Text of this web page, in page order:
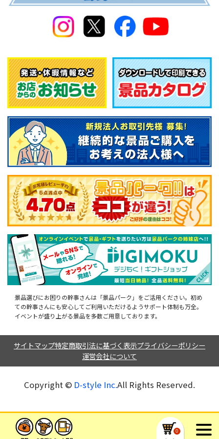
0
景品選びにお困りの幹事さんは「景品パーク」をご活用ください。初め
ての幹事さんにも安心してご利用いただけるようサポート体制も万全。
イベントが盛り上がる景品を多数ご用意しております。
サイトマップ特定商取引法に基づく表示プライバシーポリシー
運営会社について
Copyright ©︎ D-style Inc.All Rights Reserved.